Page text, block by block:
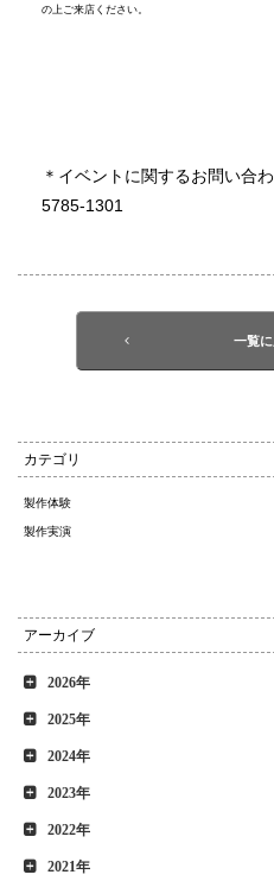
の上ご来店ください。
＊イベントに関するお問い合
5785-1301
一覧
カテゴリ
製作体験
製作実演
アーカイブ
2026年
2025年
2024年
2023年
2022年
2021年